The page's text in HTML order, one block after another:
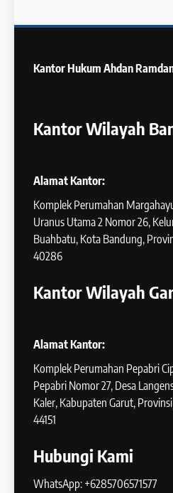
Kantor Hukum Ahdan
Kantor Wilayah
Alamat Kantor:
Komplek Perumahan
Uranus Utama 2 Nomor 26,
Buahbatu, Kota Bandung,
40286
Kantor Wilayah
Alamat Kantor:
Komplek Perumahan Pepabri
Pepabri Nomor 27, Desa
Kaler, Kabupaten Garut,
44151
Hubungi Kami
WhatsApp: +6285706571577